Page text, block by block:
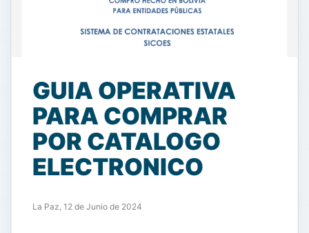
GUIA OPERATIVA
PARA COMPRAR
POR CATALOGO
ELECTRONICO
La Paz, 12 de Junio de 2024